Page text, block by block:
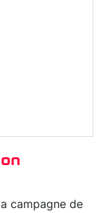
campagne de